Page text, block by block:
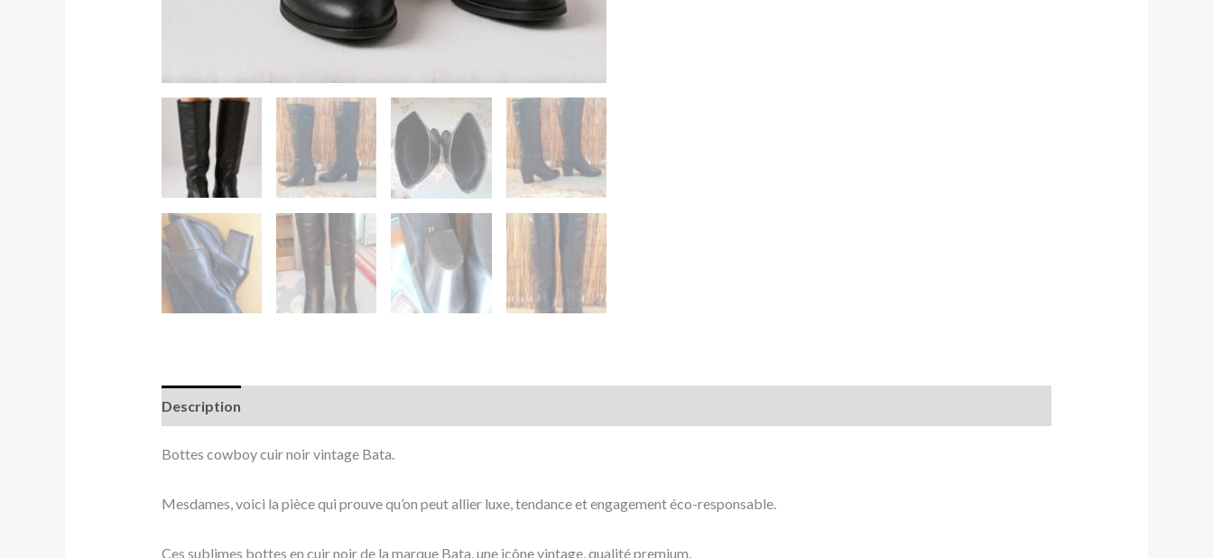
Description
Bottes cowboy cuir noir vintage Bata.
Mesdames, voici la pièce qui prouve qu’on peut allier luxe, tendance et engagement éco-responsable.
Ces sublimes bottes en cuir noir de la marque Bata, une icône vintage, qualité premium.